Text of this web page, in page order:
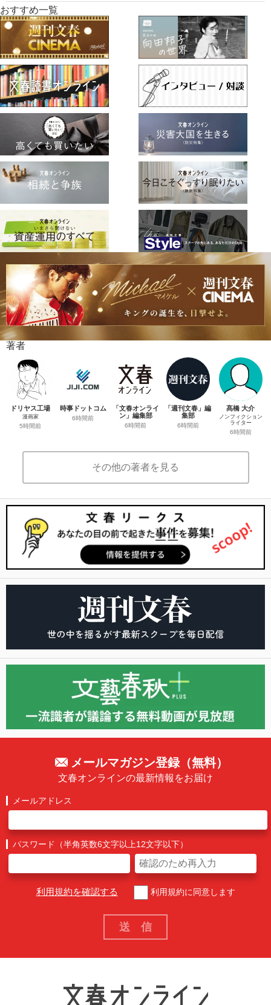
おすすめ一覧
著者
ドリヤス工場
漫画家
5時間前
時事ドットコム
6時間前
「文春オンライ
ン」編集部
6時間前
「週刊文春」編
集部
6時間前
髙橋 大介
ノンフィクション
ライター
6時間前
その他の著者を見る
メールマガジン登録（無料）
文春オンラインの最新情報をお届け
メールアドレス
パスワード（半角英数6文字以上12文字以下）
利用規約を確認する 利用規約に同意します